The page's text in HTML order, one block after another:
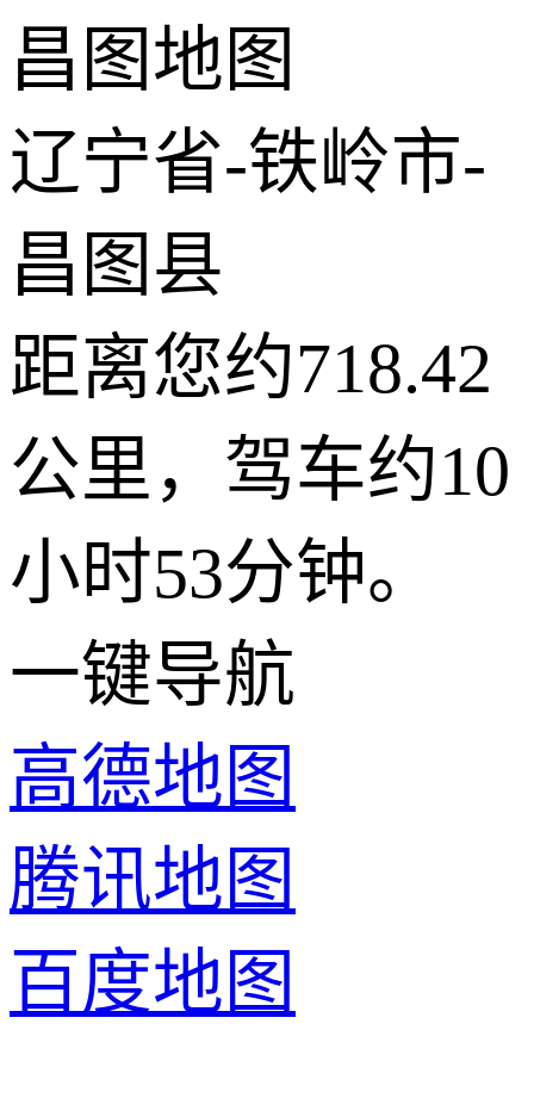
昌图地图
2 公里
© 2026 AutoNavi - GS(2019)6379号
辽宁省-铁岭市-
昌图县
距离您约718.42
公里，驾车约10
小时53分钟。
一键导航
高德地图
腾讯地图
百度地图